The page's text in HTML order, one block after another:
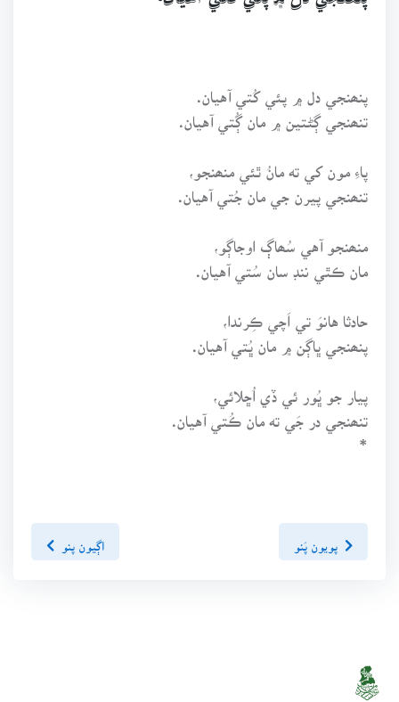
پنھنجي دل ۾ پئي کُتي آهيان.
تنھنجي ڳڻتين ۾ مان ڳُتي آهيان.
پاءِ مون کي ته مانُ ٿئي منھنجو،
تنھنجي پيرن جي مان جُتي آهيان.
منھنجو آهي سُھاڳ اوجاڳو،
مان ڪٿي ننڊ سان سُتي آهيان.
حادثا هانوَ تي اَچي ڪِرندا،
پنھنجي ڀاڳن ۾ مان ڀُتي آهيان.
پيار جو ڀُور ئي ڏي اُڇلائي،
تنھنجي در جَي ته مان ڪُتي آهيان.
*
پويون پَنو اڳيون پنو